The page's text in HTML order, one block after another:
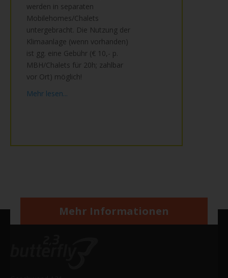
werden in separaten
Mobilehomes/Chalets
untergebracht. Die Nutzung der
Klimaanlage (wenn vorhanden)
ist gg. eine Gebühr (€ 10,- p.
MBH/Chalets für 20h; zahlbar
vor Ort) möglich!
Mehr lesen...
Mehr Informationen